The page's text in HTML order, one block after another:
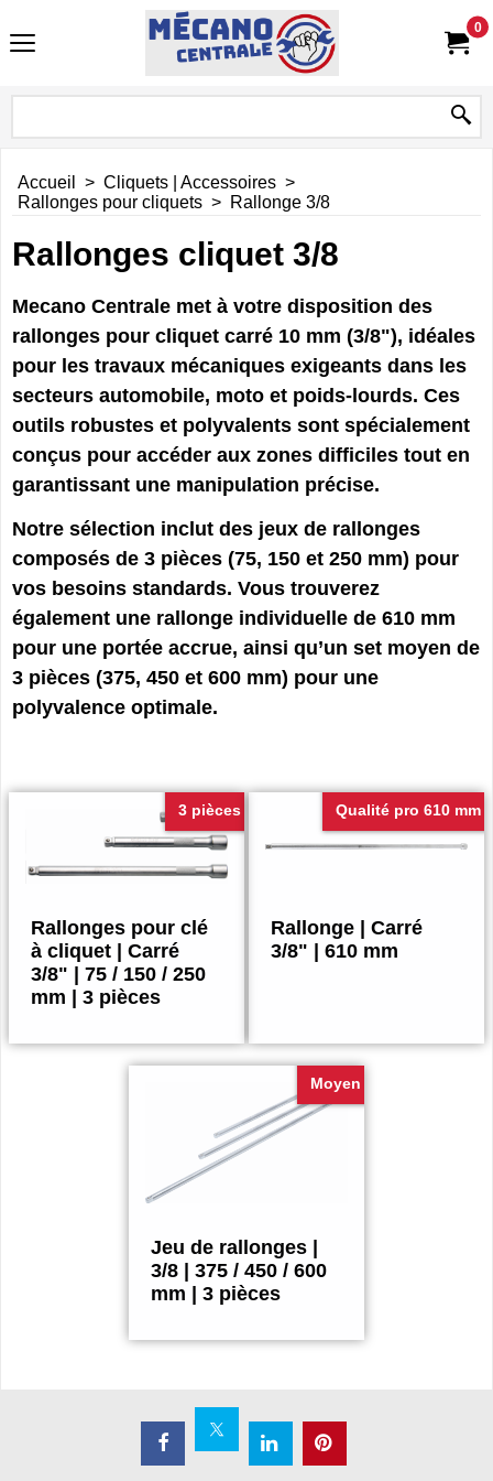
0
Accueil > Cliquets | Accessoires >
Rallonges pour cliquets > Rallonge 3/8
Rallonges cliquet 3/8
Mecano Centrale met à votre disposition des
rallonges pour cliquet carré 10 mm (3/8"), idéales
pour les travaux mécaniques exigeants dans les
secteurs automobile, moto et poids-lourds. Ces
outils robustes et polyvalents sont spécialement
conçus pour accéder aux zones difficiles tout en
garantissant une manipulation précise.
Notre sélection inclut des jeux de rallonges
composés de 3 pièces (75, 150 et 250 mm) pour
vos besoins standards. Vous trouverez
également une rallonge individuelle de 610 mm
pour une portée accrue, ainsi qu’un set moyen de
3 pièces (375, 450 et 600 mm) pour une
polyvalence optimale.
3 pièces
Rallonges pour clé
à cliquet | Carré
3/8" | 75 / 150 / 250
mm | 3 pièces
Qualité pro 610 mm
Rallonge | Carré
3/8" | 610 mm
Moyen
Jeu de rallonges |
3/8 | 375 / 450 / 600
mm | 3 pièces